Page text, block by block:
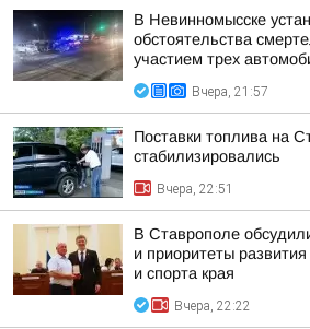
В Невинномысске
обстоятельства
участием трех
Вчера, 21:57
Поставки топлива на
стабилизировались
Вчера, 22:51
В Ставрополе
и приоритеты
и спорта края
Вчера, 22:22